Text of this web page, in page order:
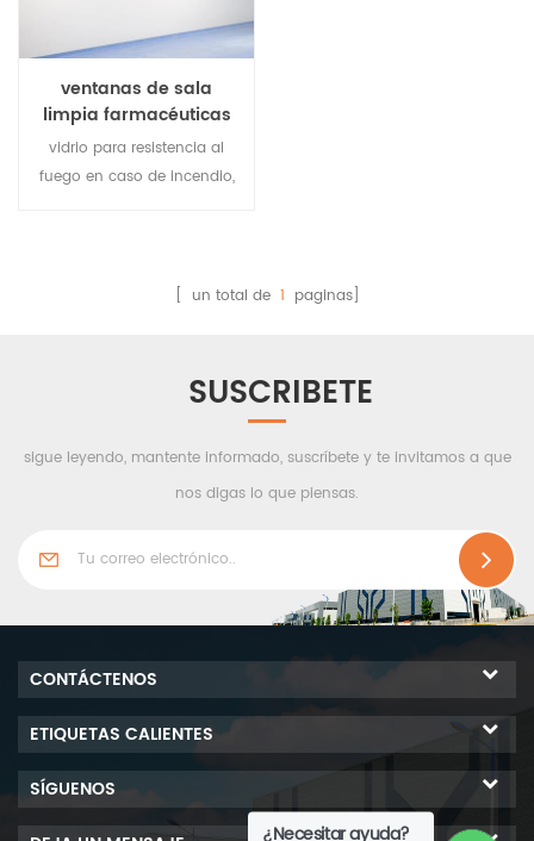
ventanas de sala
limpia farmacéuticas
de vidrio templado
ignífugo
vidrio para resistencia al
fuego en caso de incendio,
combustible de los fuegos
tóxicos calientes puede
reducir la transmisión de
protege la vida y protege
contra la pérdida de
[ un total de 1 paginas]
SUSCRIBETE
sigue leyendo, mantente informado, suscríbete y te invitamos a que
nos digas lo que piensas.
¿Necesitar ayuda?
CONTÁCTENOS
ETIQUETAS CALIENTES
SÍGUENOS